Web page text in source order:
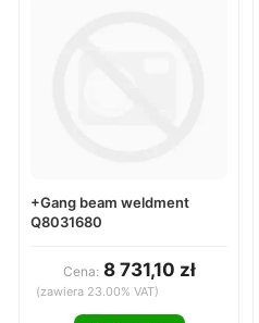
+Gang beam weldment
Q8031680
Cena: 8 731,10 zł
(zawiera 23.00% VAT)